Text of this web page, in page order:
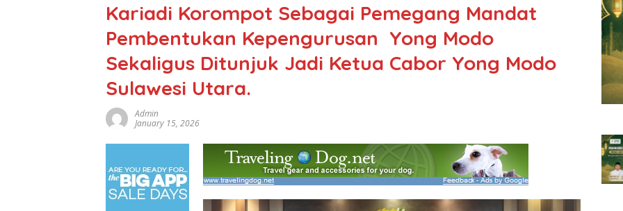
Kariadi Korompot Sebagai Pemegang Mandat
Pembentukan Kepengurusan Yong Modo
Sekaligus Ditunjuk Jadi Ketua Cabor Yong Modo
Sulawesi Utara.
Admin
January 15, 2026